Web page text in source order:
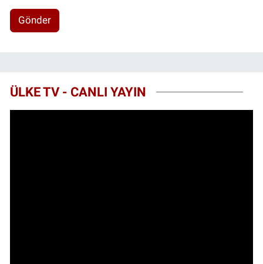
Gönder
ÜLKE TV - CANLI YAYIN